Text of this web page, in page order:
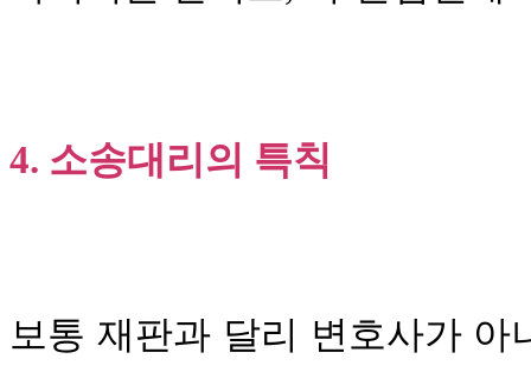
4. 소송대리의 특칙
보통 재판과 달리 변호사가 아